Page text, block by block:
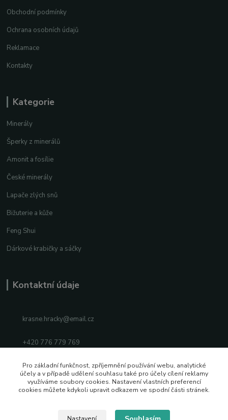
Obchodní podmínky
Ochrana osobních údajů
Reklamace
Kontakty
Kategorie
Minerály
Šperky z minerálů
Amonit a fosílie
České minerály
Lapače zlých snů
Bižuterie a kůže
Feng Shui
Dárkové krabičky a sáčky
Kontaktní údaje
krasne.hracky@email.cz
+420 776 779 769
Facebook
Instagram
Pro základní funkčnost, zpříjemnění používání webu, analytické
účely a v případě udělení souhlasu také pro účely cílení reklamy
využíváme soubory cookies. Nastavení vlastních preferencí
cookies můžete kdykoli upravit odkazem ve spodní části stránek.